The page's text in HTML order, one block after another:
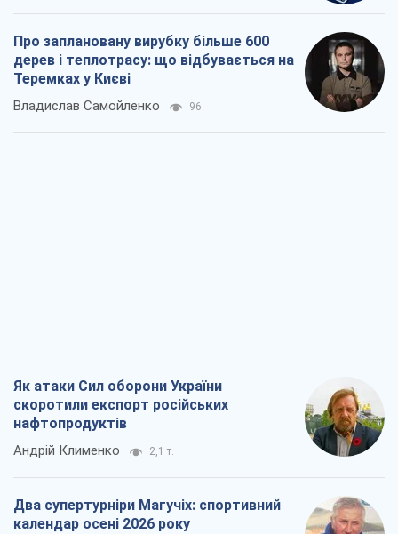
Про заплановану вирубку більше 600
дерев і теплотрасу: що відбувається на
Теремках у Києві
Владислав Самойленко 96
Як атаки Сил оборони України
скоротили експорт російських
нафтопродуктів
Андрій Клименко 2,1 т.
Два супертурніри Магучіх: спортивний
календар осені 2026 року